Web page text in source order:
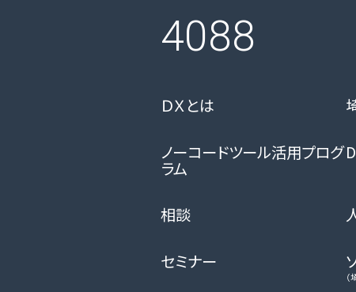
4088
ＤＸとは
ノーコードツール活用プログ
ラム
相談
セミナー